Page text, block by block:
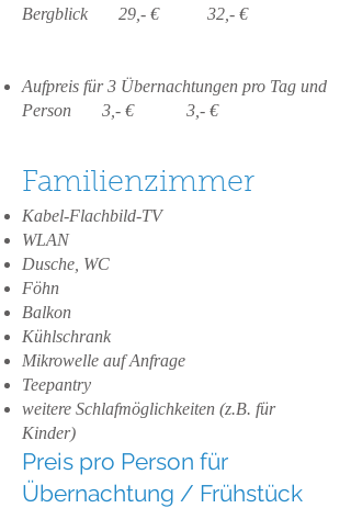
Bergblick 29,- € 32,- €
Aufpreis für 3 Übernachtungen pro Tag und
Person 3,- € 3,- €
Familienzimmer
Kabel-Flachbild-TV
WLAN
Dusche, WC
Föhn
Balkon
Kühlschrank
Mikrowelle auf Anfrage
Teepantry
weitere Schlafmöglichkeiten (z.B. für
Kinder)
Preis pro Person für
Übernachtung / Frühstück